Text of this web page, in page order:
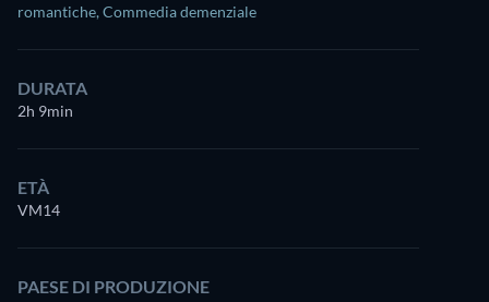
romantiche, Commedia demenziale
DURATA
2h 9min
ETÀ
VM14
PAESE DI PRODUZIONE